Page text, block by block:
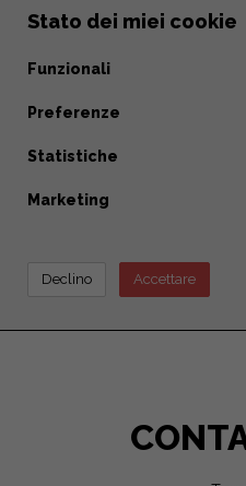
Stato dei miei cookie
Funzionali
Preferenze
Statistiche
Marketing